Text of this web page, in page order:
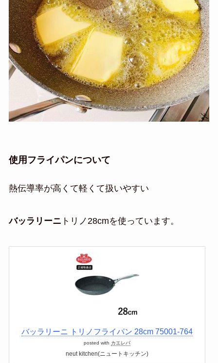
使用フライパンについて
熱伝導率が高くて軽くて扱いやすい
バッラリーニ トリノ28cmを使っています。
バッラリーニ トリノフライパン 28cm 75001-764
posted with カエレバ
neut kitchen(ニュートキッチン)